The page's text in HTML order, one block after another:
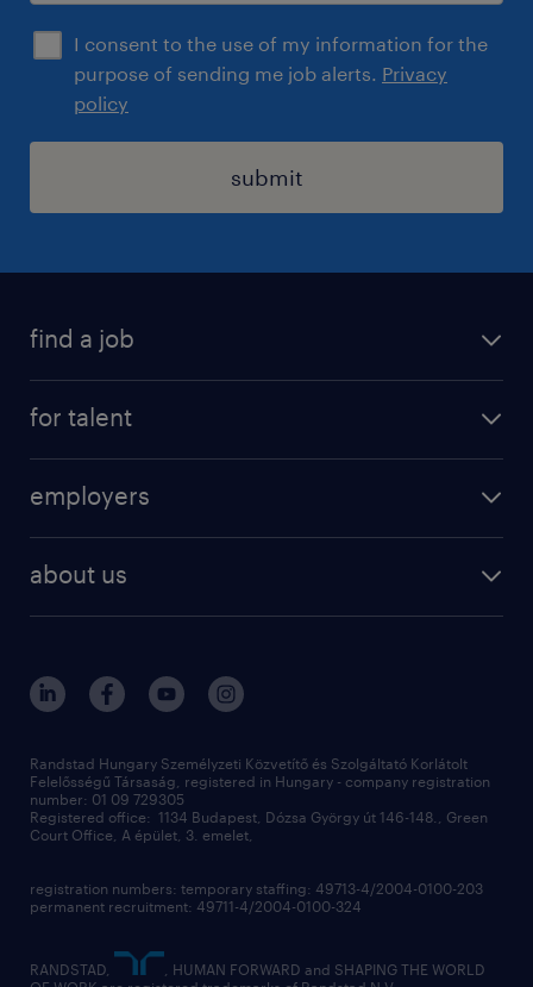
I consent to the use of my information for the
purpose of sending me job alerts. Privacy
policy
submit
find a job
for talent
professional
contact us
employers
operational
professional
digital
contact us
about us
randstad hungary
our offices
sustainability
Randstad Hungary Személyzeti Közvetítő és Szolgáltató Korlátolt
Felelősségű Társaság, registered in Hungary - company registration
number: 01 09 729305
Registered office: 1134 Budapest, Dózsa György út 146-148., Green
Court Office, A épület, 3. emelet,
registration numbers: temporary staffing: 49713-4/2004-0100-203
permanent recruitment: 49711-4/2004-0100-324
RANDSTAD,
, HUMAN FORWARD and SHAPING THE WORLD